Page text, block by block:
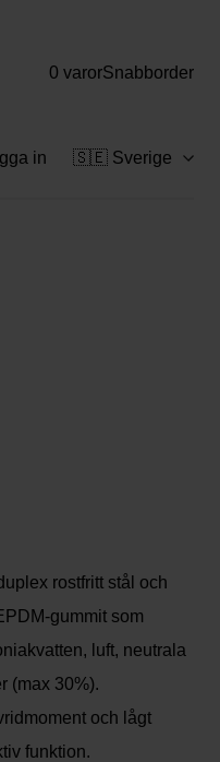
0 varorSnabborder
in 🇸🇪 Sverige
rostfritt stål och
gummit som
luft, neutrala
(max 30%).
och lågt
funktion.